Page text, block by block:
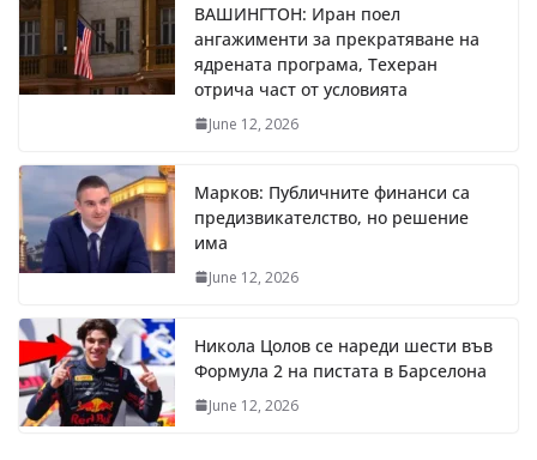
ВАШИНГТОН: Иран поел
ангажименти за прекратяване на
ядрената програма, Техеран
отрича част от условията
June 12, 2026
Марков: Публичните финанси са
предизвикателство, но решение
има
June 12, 2026
Никола Цолов се нареди шести във
Формула 2 на пистата в Барселона
June 12, 2026